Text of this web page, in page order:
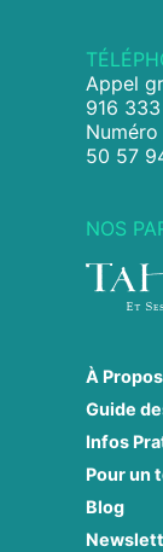
Appel
916 333
50 57
NOS
À Propos
Guide
Infos
Pour un
Blog